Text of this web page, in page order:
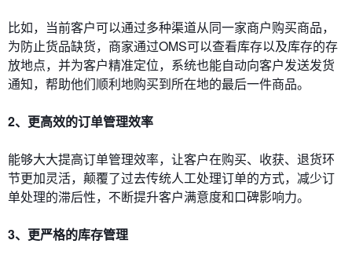
比如，当前客户可以通过多种渠道从同一家商户购买商品，
为防止货品缺货，商家通过OMS可以查看库存以及库存的存
放地点，并为客户精准定位，系统也能自动向客户发送发货
通知，帮助他们顺利地购买到所在地的最后一件商品。
2、更高效的订单管理效率
能够大大提高订单管理效率，让客户在购买、收获、退货环
节更加灵活，颠覆了过去传统人工处理订单的方式，减少订
单处理的滞后性，不断提升客户满意度和口碑影响力。
3、更严格的库存管理